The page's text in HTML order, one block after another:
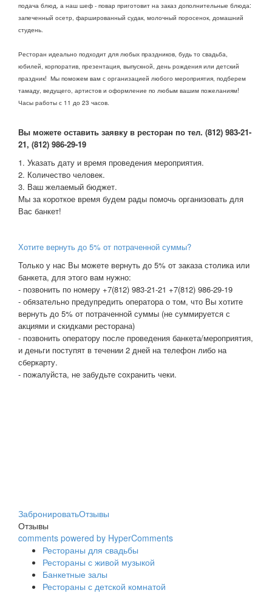
подача блюд, а наш шеф - повар приготовит на заказ дополнительные блюда:
запеченный осетр, фаршированный судак, молочный поросенок, домашний
студень.
Ресторан идеально подходит для любых праздников, будь то свадьба,
юбилей, корпоратив, презентация, выпускной, день рождения или детский
праздник! Мы поможем вам с организацией любого мероприятия, подберем
тамаду, ведущего, артистов и оформление по любым вашим пожеланиям!
Часы работы с 11 до 23 часов.
Вы можете оставить заявку в ресторан по тел. (812) 983-21-
21, (812) 986-29-19
1. Указать дату и время проведения мероприятия.
2. Количество человек.
3. Ваш желаемый бюджет.
Мы за короткое время будем рады помочь организовать для
Вас банкет!
Хотите вернуть до 5% от потраченной суммы?
Только у нас Вы можете вернуть до 5% от заказа столика или
банкета, для этого вам нужно:
- позвонить по номеру +7(812) 983-21-21 +7(812) 986-29-19
- обязательно предупредить оператора о том, что Вы хотите
вернуть до 5% от потраченной суммы (не суммируется с
акциями и скидками ресторана)
- позвонить оператору после проведения банкета/мероприятия,
и деньги поступят в течении 2 дней на телефон либо на
сберкарту.
- пожалуйста, не забудьте сохранить чеки.
ЗабронироватьОтзывы
Отзывы
comments powered by HyperComments
Рестораны для свадьбы
Рестораны с живой музыкой
Банкетные залы
Рестораны с детской комнатой